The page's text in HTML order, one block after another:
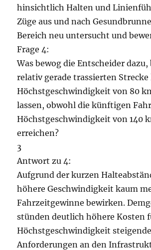
hinsichtlich Halten und
Züge aus und nach
Bereich neu untersucht und
Frage 4:
Was bewog die Entscheider dazu,
relativ gerade trassierten
Höchstgeschwindigkeit von 80
lassen, obwohl die künftigen
Höchstgeschwindigkeit von 140
erreichen?
3
Antwort zu 4:
Aufgrund der kurzen
höhere Geschwindigkeit kaum
Fahrzeitgewinne bewirken.
stünden deutlich höhere Kosten
Höchstgeschwindigkeit
Anforderungen an den